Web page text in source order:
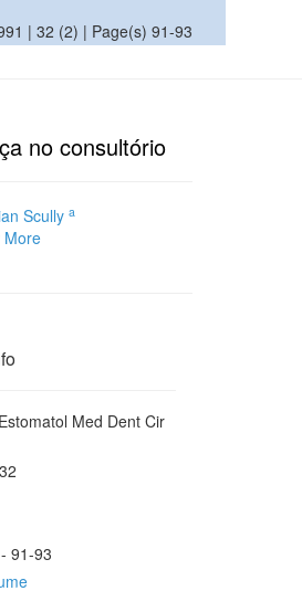
| 32 (2) | Page(s) 91-93
no consultório
Scully a
More
Med Dent Cir
91-93